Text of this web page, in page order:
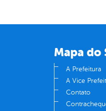
Mapa do
A Prefeitura
A Vice
Contato